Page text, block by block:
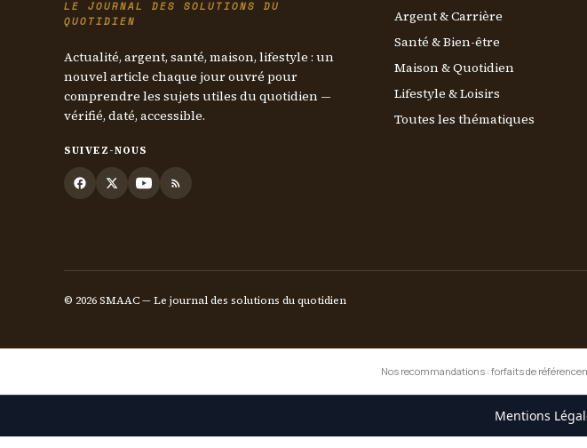
LE JOURNAL DES SOLUTIONS DU
QUOTIDIEN
Actualité, argent, santé, maison, lifestyle : un
nouvel article chaque jour ouvré pour
comprendre les sujets utiles du quotidien —
vérifié, daté, accessible.
SUIVEZ-NOUS
Argent & Carrière
Santé & Bien-être
Maison & Quotidien
Lifestyle & Loisirs
Toutes les thématiques
© 2026 SMAAC — Le journal des solutions du quotidien
Nos recommandations : forfaits de
Mentions